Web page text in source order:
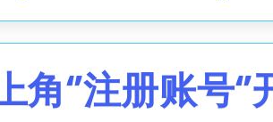
角‘’注册账号